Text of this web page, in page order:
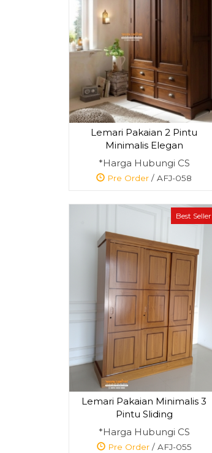
Lemari Pakaian 2 Pintu
Minimalis Elegan
*Harga Hubungi CS
Pre Order / AFJ-058
Best Seller
Lemari Pakaian Minimalis 3
Pintu Sliding
*Harga Hubungi CS
Pre Order/ AFJ-055